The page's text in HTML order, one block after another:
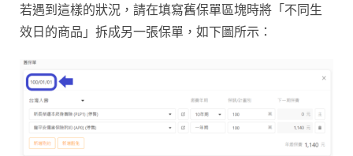
若遇到這樣的狀況，請在填寫舊保單區塊時將「不同生
效日的商品」拆成另一張保單，如下圖所示：